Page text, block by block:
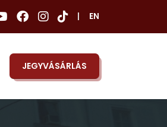
EN
JEGYVÁSÁRLÁS